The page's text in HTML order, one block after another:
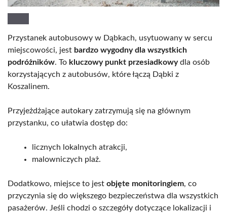
Przystanek autobusowy w Dąbkach, usytuowany w sercu
miejscowości, jest bardzo wygodny dla wszystkich
podróżników. To kluczowy punkt przesiadkowydla osób
korzystających z autobusów, które łączą Dąbki z
Koszalinem.
Przyjeżdżające autokary zatrzymują się na głównym
przystanku, co ułatwia dostęp do:
licznych lokalnych atrakcji,
malowniczych plaż.
Dodatkowo, miejsce to jest objęte monitoringiem, co
przyczynia się do większego bezpieczeństwa dla wszystkich
pasażerów. Jeśli chodzi o szczegóły dotyczące lokalizacji i